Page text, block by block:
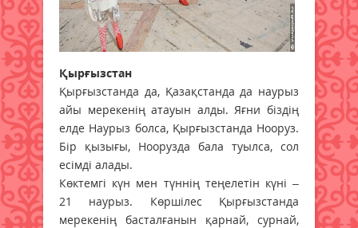
Қырғызстан
Қырғызстанда да, Қазақстанда да наурыз
айы мерекенің атауын алды. Яғни біздің
елде Наурыз болса, Қырғызстанда Нооруз.
Бір қызығы, Ноорузда бала туылса, сол
есімді алады.
Көктемгі күн мен түннің теңелетін күні –
21 наурыз. Көршілес Қырғызстанда
мерекенің басталғанын қарнай, сурнай,